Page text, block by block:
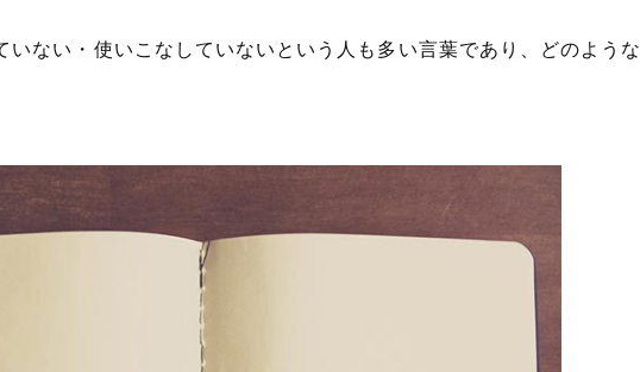
いない・使いこなしていないという人も多い言葉であり、どのような